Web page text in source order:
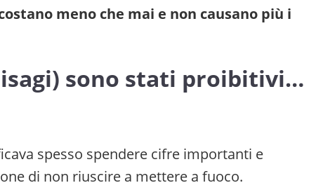
meno che mai e non causano più i
sono stati proibitivi…
spesso spendere cifre importanti e
di non riuscire a mettere a fuoco.